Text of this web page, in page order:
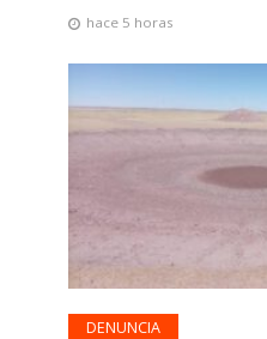
hace 5 horas
DENUNCIA